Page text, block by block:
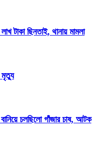
টাকা ছিনতাই, থানায় মামলা
মৃত্যু
চলছিলো গাঁজার চাষ, আটক